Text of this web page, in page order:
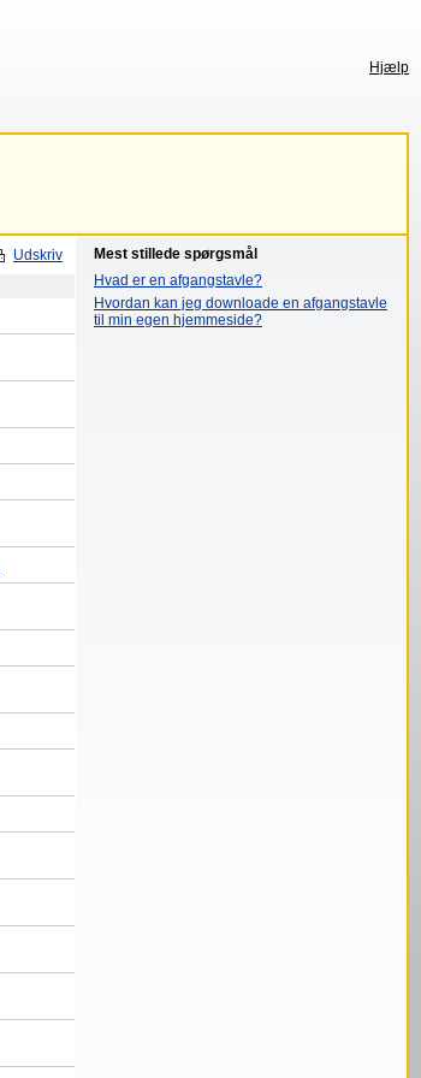
Hjælp
Udskriv
Mest stillede spørgsmål
Hvad er en afgangstavle?
Hvordan kan jeg downloade en afgangstavle
til min egen hjemmeside?